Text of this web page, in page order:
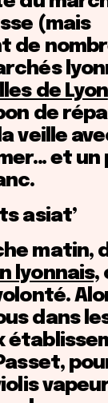
(mais
de
de Lyon
de
veille
et un
asiat’
matin,
lyonnais,
dans